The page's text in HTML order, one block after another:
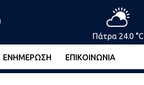
Πάτρα 24.0 °C
ΕΝΗΜΈΡΩΣΗ ΕΠΙΚΟΙΝΩΝΊΑ